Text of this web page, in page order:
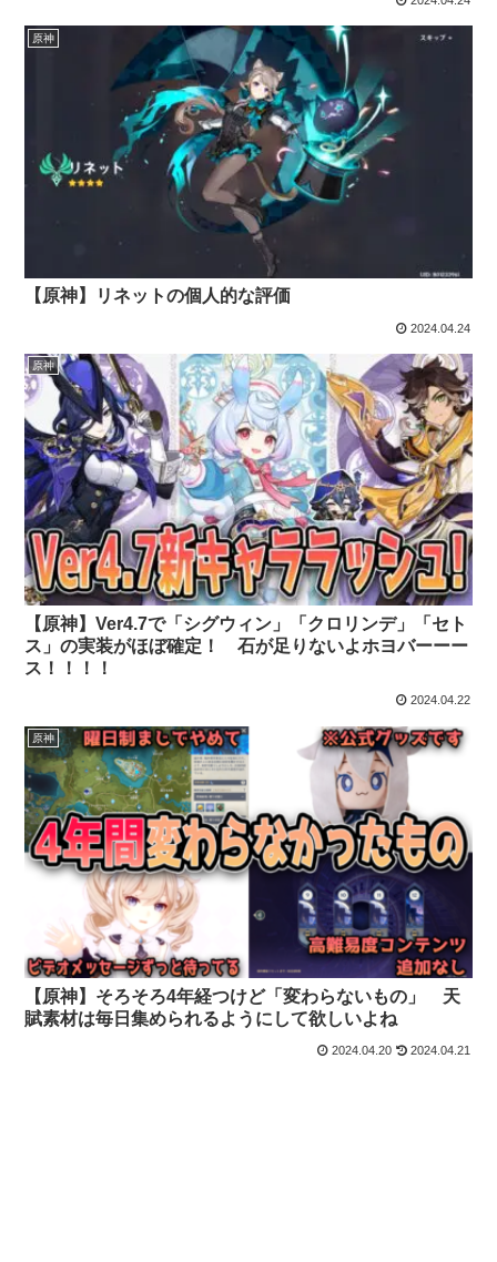
原神
【原神】リネットの個人的な評価
2024.04.24
原神
【原神】Ver4.7で「シグウィン」「クロリンデ」「セト
ス」の実装がほぼ確定！ 石が足りないよホヨバーーー
ス！！！！
2024.04.22
原神
【原神】そろそろ4年経つけど「変わらないもの」 天
賦素材は毎日集められるようにして欲しいよね
2024.04.20 2024.04.21